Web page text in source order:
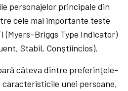
personajelor principale din
cele mai importante teste
(Myers–Briggs Type Indicator)
Stabil, Conștiincios).
câteva dintre preferinţele-
unei persoane,